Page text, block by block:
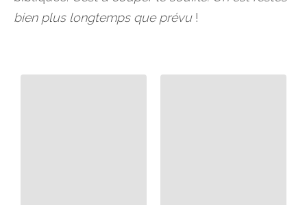
bien plus longtemps que prévu!